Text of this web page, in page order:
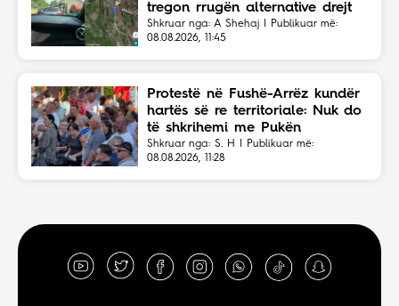
tregon rrugën alternative drejt
Malit të Zi
Shkruar nga: A Shehaj | Publikuar më:
08.08.2026, 11:45
Protestë në Fushë-Arrëz kundër
hartës së re territoriale: Nuk do
të shkrihemi me Pukën
Shkruar nga: S. H | Publikuar më:
08.08.2026, 11:28